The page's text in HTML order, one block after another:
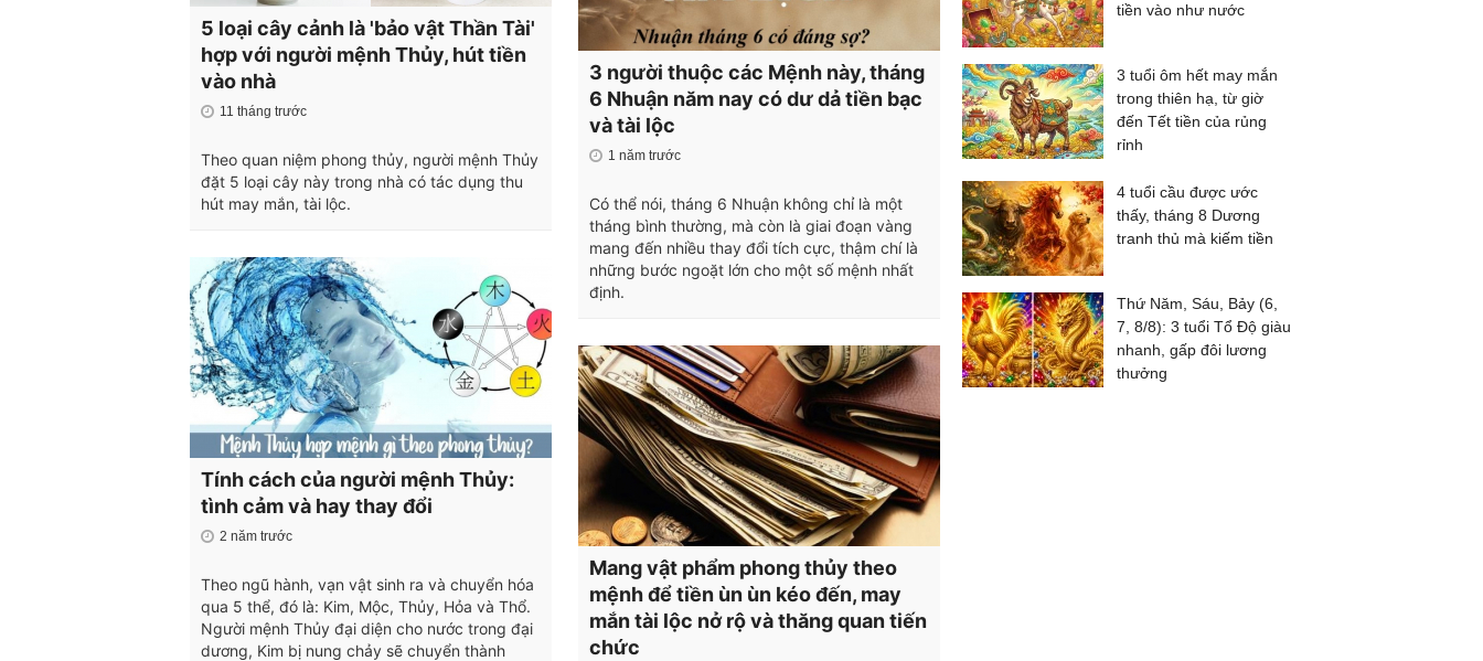
5 loại cây cảnh là 'bảo vật Thần Tài'
hợp với người mệnh Thủy, hút tiền
vào nhà
11 tháng trước
Theo quan niệm phong thủy, người mệnh Thủy
đặt 5 loại cây này trong nhà có tác dụng thu
hút may mắn, tài lộc.
Tính cách của người mệnh Thủy:
tình cảm và hay thay đổi
2 năm trước
Theo ngũ hành, vạn vật sinh ra và chuyển hóa
qua 5 thể, đó là: Kim, Mộc, Thủy, Hỏa và Thổ.
Người mệnh Thủy đại diện cho nước trong đại
dương, Kim bị nung chảy sẽ chuyển thành
3 người thuộc các Mệnh này, tháng
6 Nhuận năm nay có dư dả tiền bạc
và tài lộc
1 năm trước
Có thể nói, tháng 6 Nhuận không chỉ là một
tháng bình thường, mà còn là giai đoạn vàng
mang đến nhiều thay đổi tích cực, thậm chí là
những bước ngoặt lớn cho một số mệnh nhất
định.
Mang vật phẩm phong thủy theo
mệnh để tiền ùn ùn kéo đến, may
mắn tài lộc nở rộ và thăng quan tiến
chức
tiền vào như nước
3 tuổi ôm hết may mắn
trong thiên hạ, từ giờ
đến Tết tiền của rủng
rỉnh
4 tuổi cầu được ước
thấy, tháng 8 Dương
tranh thủ mà kiếm tiền
Thứ Năm, Sáu, Bảy (6,
7, 8/8): 3 tuổi Tổ Độ giàu
nhanh, gấp đôi lương
thưởng